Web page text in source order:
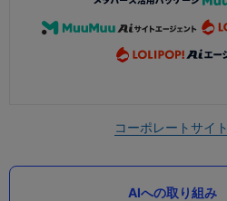
コーポレートサイト
AIへの取り組み